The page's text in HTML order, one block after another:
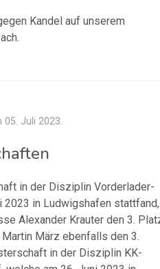
Kandel auf unserem
05. Juli 2023.
in der Disziplin Vorderlader-
2023 in Ludwigshafen stattfand,
Alexander Krauter den 3.
März ebenfalls den 3.
in der Disziplin KK-